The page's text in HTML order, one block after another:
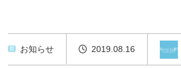
お知らせ 2019.08.16